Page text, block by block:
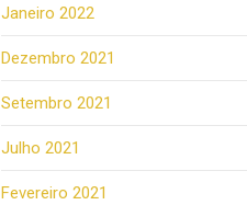
Janeiro 2022
Dezembro 2021
Setembro 2021
Julho 2021
Fevereiro 2021